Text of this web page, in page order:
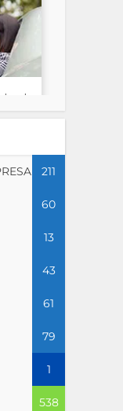
211
60
13
43
61
79
1
538